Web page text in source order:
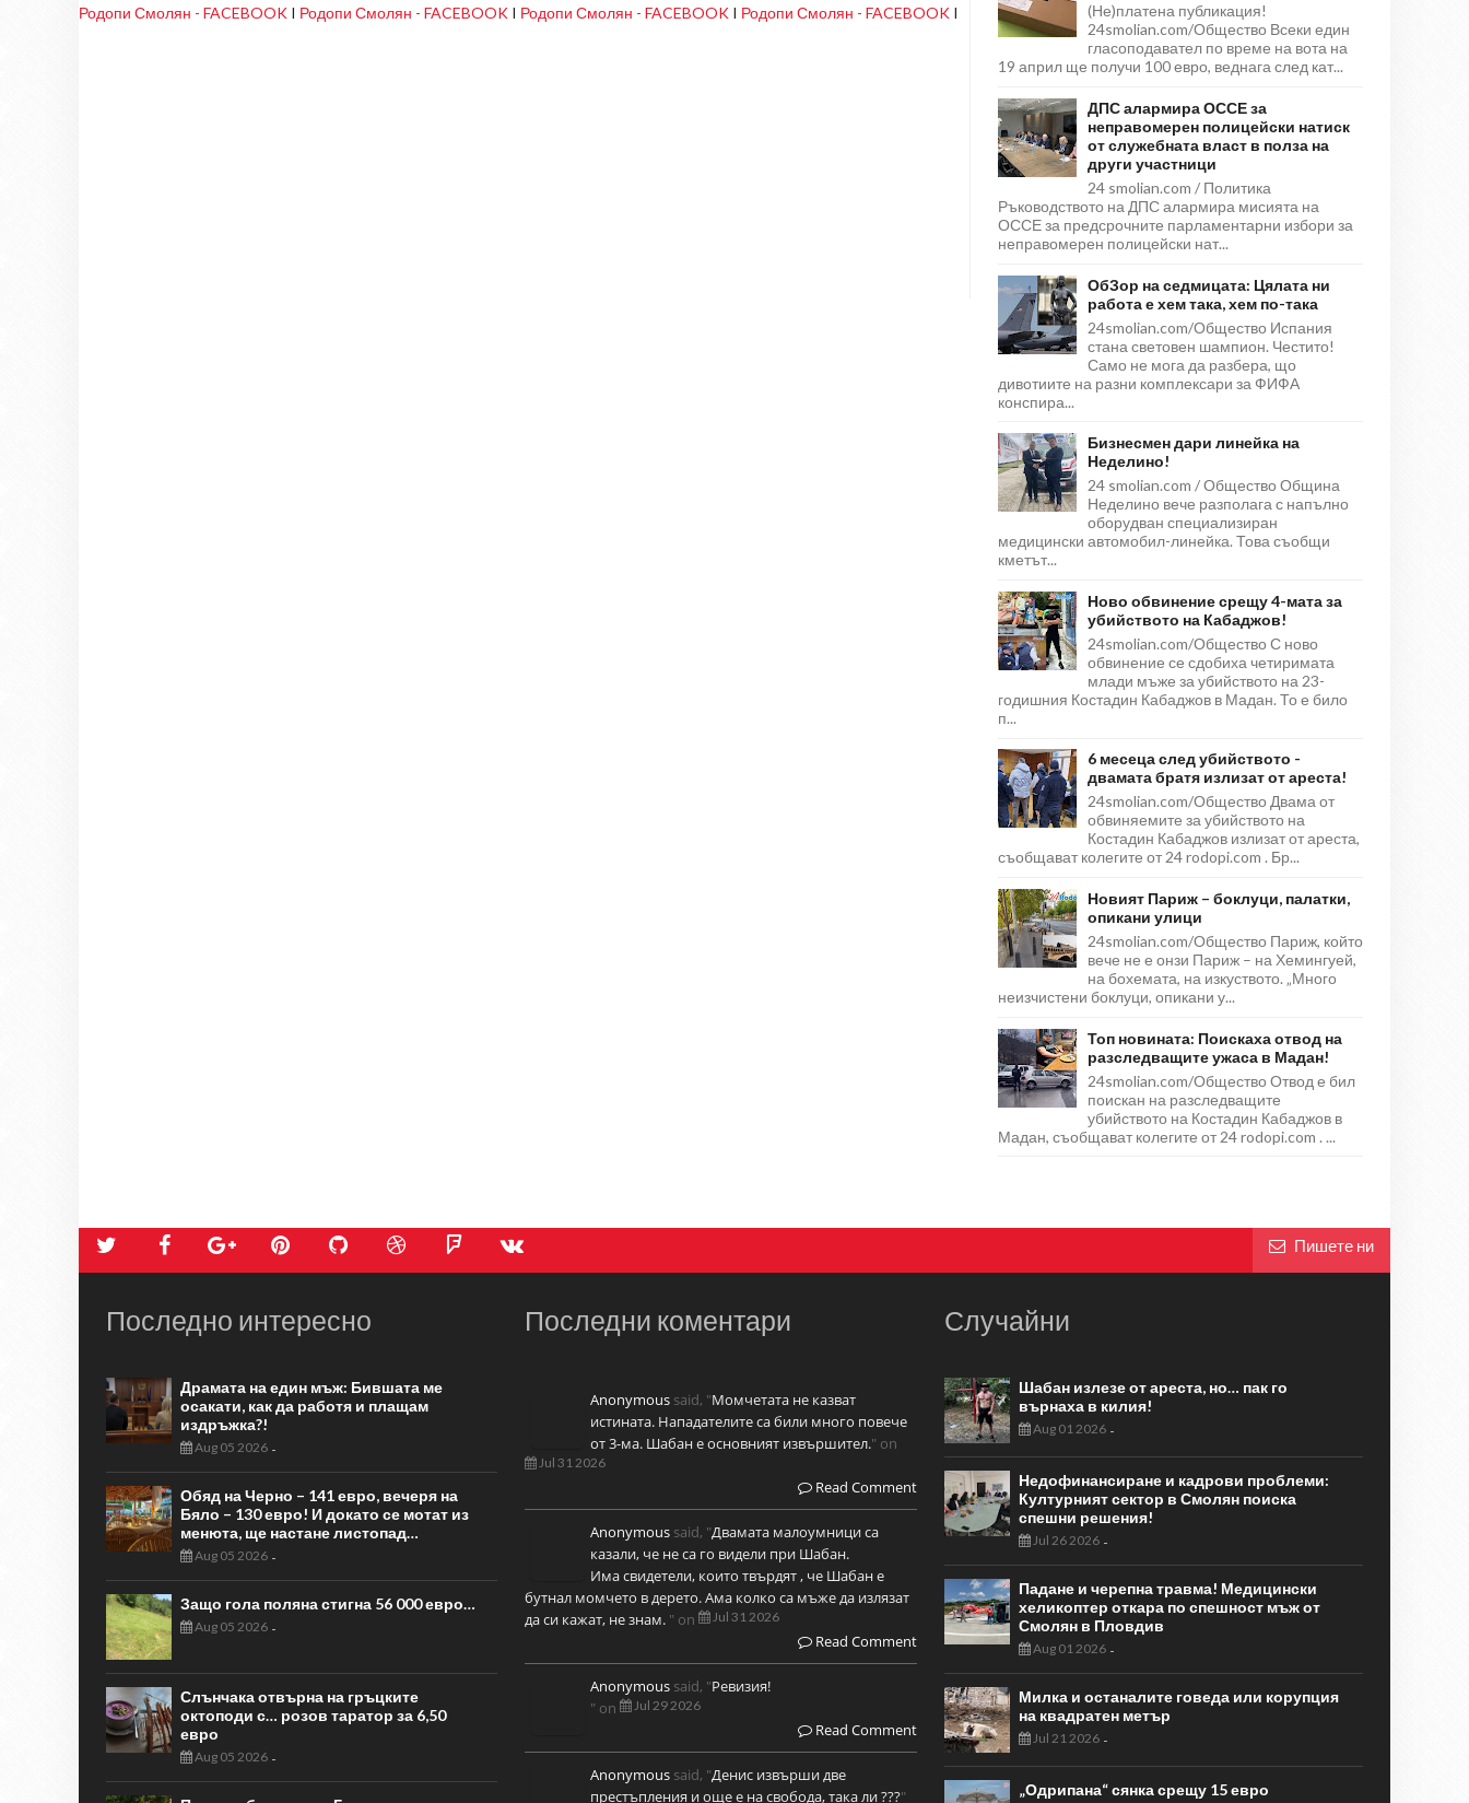
Родопи Смолян - FACEBOOK I Родопи Смолян - FACEBOOK I Родопи Смолян - FACEBOOK I Родопи Смолян - FACEBOOK I
(Не)платена публикация!
24smolian.com/Общество Всеки един
гласоподавател по време на вота на
19 април ще получи 100 евро, веднага след кат...
ДПС алармира ОССЕ за
неправомерен полицейски натиск
от служебната власт в полза на
други участници
24 smolian.com / Политика
Ръководството на ДПС алармира мисията на
ОССЕ за предсрочните парламентарни избори за
неправомерен полицейски нат...
ОбЗор на седмицата: Цялата ни
работа е хем така, хем по-така
24smolian.com/Общество Испания
стана световен шампион. Честито!
Само не мога да разбера, що
дивотиите на разни комплексари за ФИФА
конспира...
Бизнесмен дари линейка на
Неделино!
24 smolian.com / Общество Община
Неделино вече разполага с напълно
оборудван специализиран
медицински автомобил-линейка. Това съобщи
кметът...
Ново обвинение срещу 4-мата за
убийството на Кабаджов!
24smolian.com/Общество С ново
обвинение се сдобиха четиримата
млади мъже за убийството на 23-
годишния Костадин Кабаджов в Мадан. То е било
п...
6 месеца след убийството -
двамата братя излизат от ареста!
24smolian.com/Общество Двама от
обвиняемите за убийството на
Костадин Кабаджов излизат от ареста,
съобщават колегите от 24 rodopi.com . Бр...
Новият Париж – боклуци, палатки,
опикани улици
24smolian.com/Общество Париж, който
вече не е онзи Париж – на Хемингуей,
на бохемата, на изкуството. „Много
неизчистени боклуци, опикани у...
Топ новината: Поискаха отвод на
разследващите ужаса в Мадан!
24smolian.com/Общество Отвод е бил
поискан на разследващите
убийството на Костадин Кабаджов в
Мадан, съобщават колегите от 24 rodopi.com . ...
Пишете ни
Последно интересно
Драмата на един мъж: Бившата ме
осакати, как да работя и плащам
издръжка?!
Aug 05 2026 -
Обяд на Черно – 141 евро, вечеря на
Бяло – 130 евро! И докато се мотат из
менюта, ще настане листопад…
Aug 05 2026 -
Защо гола поляна стигна 56 000 евро…
Aug 05 2026 -
Слънчака отвърна на гръцките
октоподи с… розов таратор за 6,50
евро
Aug 05 2026 -
Последни коментари
Anonymous said, "Момчетата не казват
истината. Нападателите са били много повече
от 3-ма. Шабан е основният извършител." on
Jul 31 2026
Read Comment
Anonymous said, "Двамата малоумници са
казали, че не са го видели при Шабан.
Има свидетели, които твърдят , че Шабан е
бутнал момчето в дерето. Ама колко са мъже да излязат
да си кажат, не знам. " on Jul 31 2026
Read Comment
Anonymous said, "Ревизия!
" on
Jul 29 2026
Read Comment
Anonymous said, "Денис извърши две
престъпления и още е на свобода, така ли ???"
Случайни
Шабан излезе от ареста, но… пак го
върнаха в килия!
Aug 01 2026-
Недофинансиране и кадрови проблеми:
Културният сектор в Смолян поиска
спешни решения!
Jul 26 2026-
Падане и черепна травма! Медицински
хеликоптер откара по спешност мъж от
Смолян в Пловдив
Aug 01 2026-
Милка и останалите говеда или корупция
на квадратен метър
Jul 21 2026-
„Одрипана“ сянка срещу 15 евро